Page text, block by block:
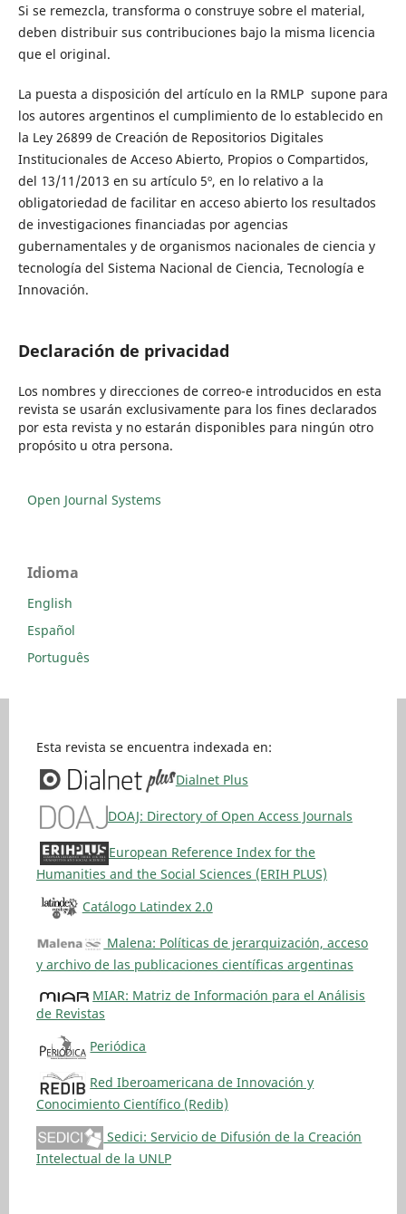
Si se remezcla, transforma o construye sobre el material,
deben distribuir sus contribuciones bajo la misma licencia
que el original.
La puesta a disposición del artículo en la RMLP supone para
los autores argentinos el cumplimiento de lo establecido en
la Ley 26899 de Creación de Repositorios Digitales
Institucionales de Acceso Abierto, Propios o Compartidos,
del 13/11/2013 en su artículo 5º, en lo relativo a la
obligatoriedad de facilitar en acceso abierto los resultados
de investigaciones financiadas por agencias
gubernamentales y de organismos nacionales de ciencia y
tecnología del Sistema Nacional de Ciencia, Tecnología e
Innovación.
Declaración de privacidad
Los nombres y direcciones de correo-e introducidos en esta
revista se usarán exclusivamente para los fines declarados
por esta revista y no estarán disponibles para ningún otro
propósito u otra persona.
Open Journal Systems
Idioma
English
Español
Português
Esta revista se encuentra indexada en:
Dialnet Plus
DOAJ: Directory of Open Access Journals
European Reference Index for the
Humanities and the Social Sciences (ERIH PLUS)
Catálogo Latindex 2.0
Malena: Políticas de jerarquización, acceso
y archivo de las publicaciones científicas argentinas
MIAR: Matriz de Información para el Análisis
de Revistas
Periódica
Red Iberoamericana de Innovación y
Conocimiento Científico (Redib)
Sedici: Servicio de Difusión de la Creación
Intelectual de la UNLP